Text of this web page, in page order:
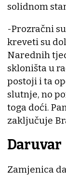
solidnom
-Prozračni
kreveti su
Narednih
skloništa u
postoji i ta
slutnje, no
toga doći.
zaključuje
Daruvar
Zamjenica